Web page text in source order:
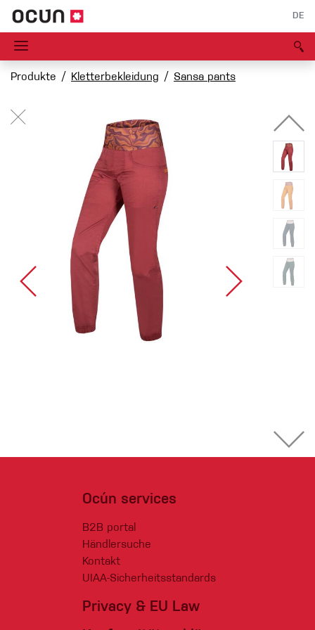
DE
Produkte Kletterbekleidung Sansa pants
Ocún services
B2B portal
Händlersuche
Kontakt
UIAA-Sicherheitsstandards
Privacy & EU Law